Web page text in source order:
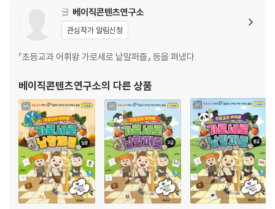
글 베이직콘텐츠연구소
관심작가 알림신청
『초등교과 어휘왕 가로세로 낱말퍼즐』 등을 펴냈다.
베이직콘텐츠연구소의 다른 상품